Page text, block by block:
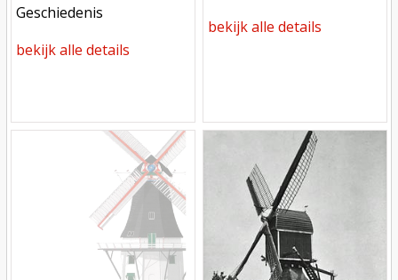
meest recente aanpassing
Geschiedenis
bekijk alle details
bekijk alle details